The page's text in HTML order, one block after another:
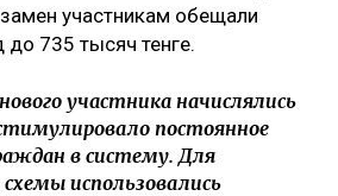
участникам обещали
735 тысяч тенге.
участника начислялись
постоянное
в систему. Для
использовались